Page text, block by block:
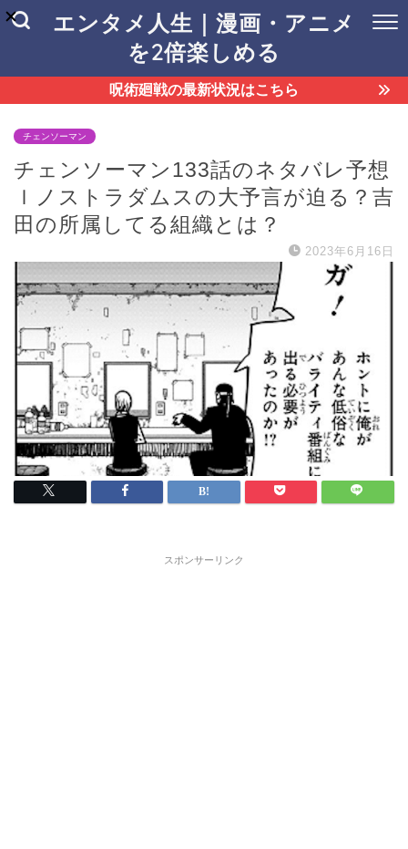
エンタメ人生｜漫画・アニメ
を2倍楽しめる
呪術廻戦の最新状況はこちら
チェンソーマン
チェンソーマン133話のネタバレ予想
ｌノストラダムスの大予言が迫る？吉
田の所属してる組織とは？
2023年6月16日
スポンサーリンク